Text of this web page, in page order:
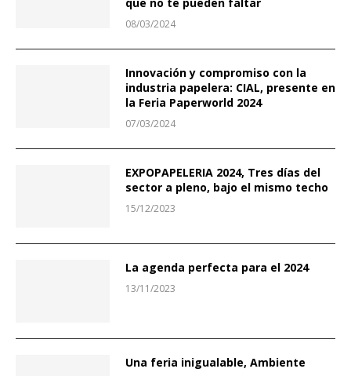
que no te pueden faltar
08/03/2024
Innovación y compromiso con la
industria papelera: CIAL, presente en
la Feria Paperworld 2024
07/03/2024
EXPOPAPELERIA 2024, Tres días del
sector a pleno, bajo el mismo techo
15/12/2023
La agenda perfecta para el 2024
13/11/2023
Una feria inigualable, Ambiente